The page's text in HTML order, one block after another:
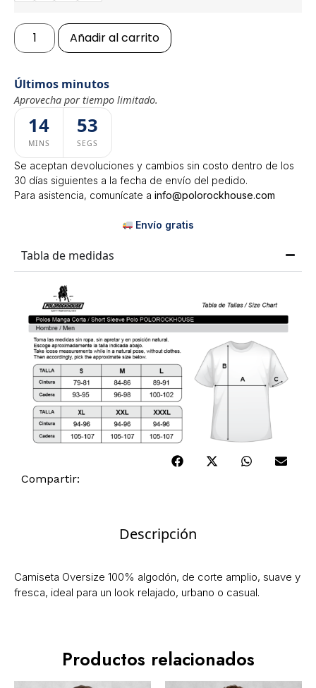
Añadir al carrito
Últimos minutos
Aprovecha por tiempo limitado.
14
MINS
53
SEGS
Se aceptan devoluciones y cambios sin costo dentro de los
30 días siguientes a la fecha de envío del pedido.
Para asistencia, comunícate a info@polorockhouse.com
Envío gratis
Tabla de medidas
Compartir:
Descripción
Camiseta Oversize 100% algodón, de corte amplio, suave y
fresca, ideal para un look relajado, urbano o casual.
Productos relacionados